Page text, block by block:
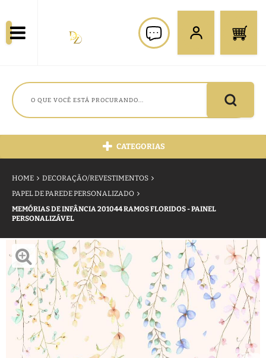
CATEGORIAS
HOME
DECORAÇÃO/REVESTIMENTOS
PAPEL DE PAREDE PERSONALIZADO
MEMÓRIAS DE INFÂNCIA 201044 RAMOS FLORIDOS - PAINEL
PERSONALIZÁVEL